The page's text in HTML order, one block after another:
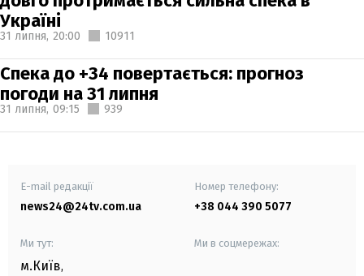
Україні
31 липня, 20:00 10911
Спека до +34 повертається: прогноз
погоди на 31 липня
31 липня, 09:15 939
E-mail редакції
news24@24tv.com.ua
Номер телефону:
+38 044 390 5077
Ми тут:
м.Київ,
Ми в соцмережах: